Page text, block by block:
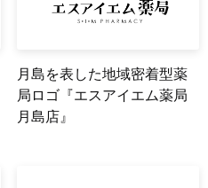
月島を表した地域密着型薬
局ロゴ『エスアイエム薬局
月島店』